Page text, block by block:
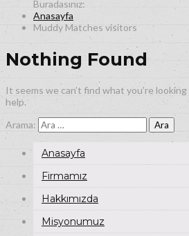
Anasayfa
Muddy Matches visitors
Nothing Found
It seems we can’t find what you’re
help.
Arama:
Anasayfa
Firmamız
Hakkımızda
Misyonumuz